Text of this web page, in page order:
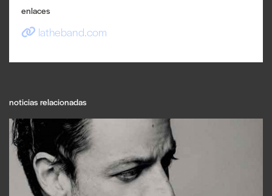
enlaces
latheband.com
noticias relacionadas